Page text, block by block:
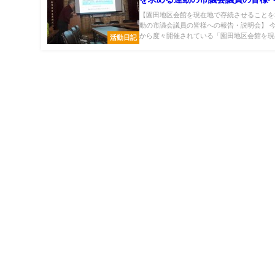
活動日記
告・説明会】
【園田地区会館を現在地で存続させること
動の市議会議員の皆様への報告・説明会】
から度々開催されている「園田地区会館を現